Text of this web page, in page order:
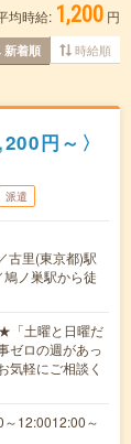
均時給: 1,200 円
新着順 時給順
円～〉
派遣
古里(東京都)駅
ノ巣駅から徒
「土曜と日曜だ
ゼロの週があっ
気軽にご相談く
～12:0012:00～